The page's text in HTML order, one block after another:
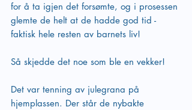
for å ta igjen det forsømte, og i prosessen
glemte de helt at de hadde god tid -
faktisk hele resten av barnets liv!
Så skjedde det noe som ble en vekker!
Det var tenning av julegrana på
hjemplassen. Der står de nybakte